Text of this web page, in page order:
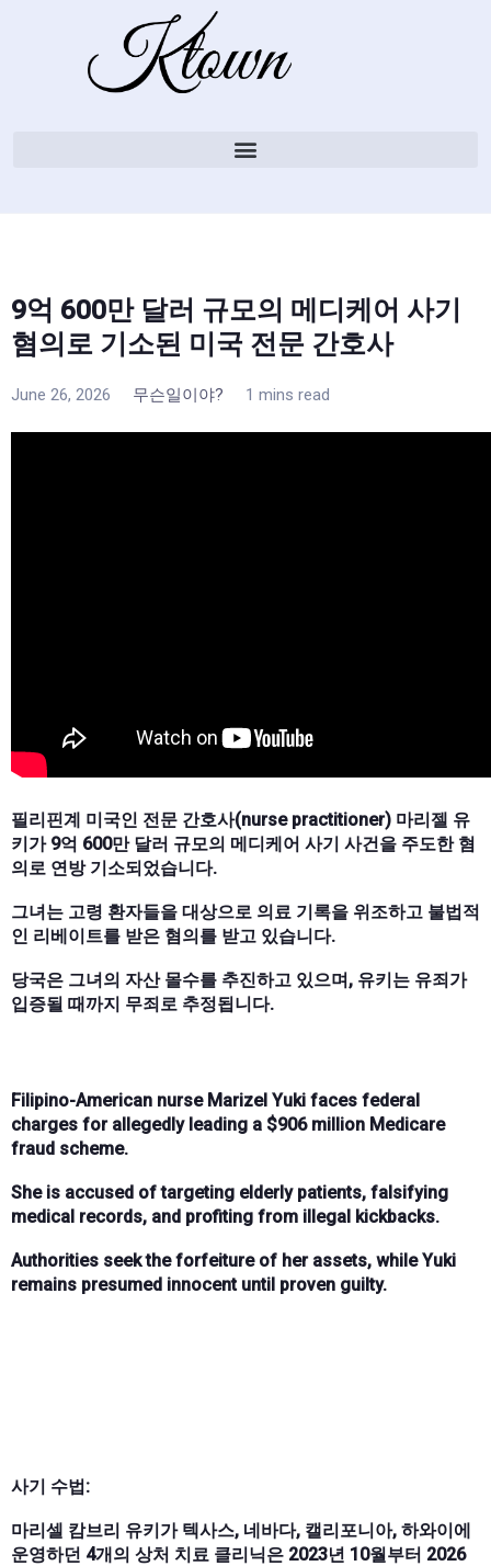
9억 600만 달러 규모의 메디케어 사기
혐의로 기소된 미국 전문 간호사
June 26, 2026 무슨일이야? 1 mins read
필리핀계 미국인 전문 간호사(nurse practitioner) 마리젤 유
키가 9억 600만 달러 규모의 메디케어 사기 사건을 주도한 혐
의로 연방 기소되었습니다.
그녀는 고령 환자들을 대상으로 의료 기록을 위조하고 불법적
인 리베이트를 받은 혐의를 받고 있습니다.
당국은 그녀의 자산 몰수를 추진하고 있으며, 유키는 유죄가
입증될 때까지 무죄로 추정됩니다.
Filipino-American nurse Marizel Yuki faces federal
charges for allegedly leading a $906 million Medicare
fraud scheme.
She is accused of targeting elderly patients, falsifying
medical records, and profiting from illegal kickbacks.
Authorities seek the forfeiture of her assets, while Yuki
remains presumed innocent until proven guilty.
사기 수법:
마리셀 캄브리 유키가 텍사스, 네바다, 캘리포니아, 하와이에
운영하던 4개의 상처 치료 클리닉은 2023년 10월부터 2026